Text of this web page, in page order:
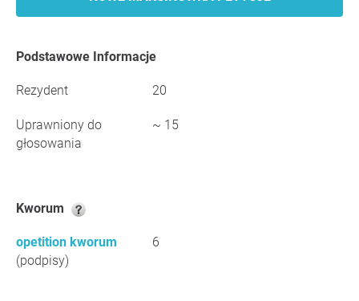
Podstawowe Informacje
Rezydent 20
Uprawniony do
głosowania
~ 15
Kworum
opetition kworum
(podpisy)
6